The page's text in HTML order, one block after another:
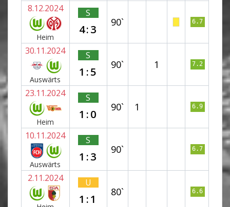
8.12.2024
Heim
S
4:3
90` 6.7
30.11.2024
Auswärts
S
1:5
90` 1 7.2
23.11.2024
Heim
S
1:0
90` 1 6.9
10.11.2024
Auswärts
S
1:3
90` 6.7
2.11.2024 U
1:1
80` 6.6